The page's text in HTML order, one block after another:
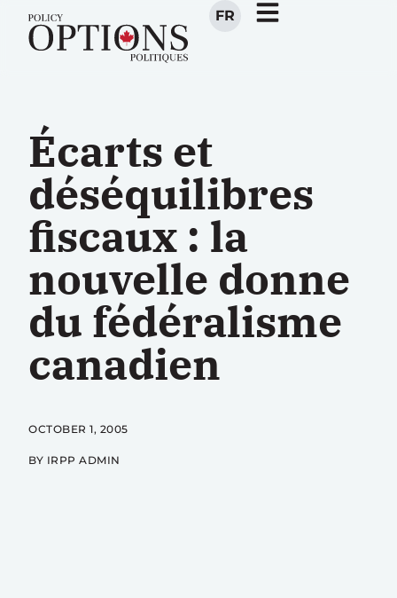
FR
Écarts et
déséquilibres
fiscaux : la
nouvelle donne
du fédéralisme
canadien
OCTOBER 1, 2005
BY IRPP ADMIN